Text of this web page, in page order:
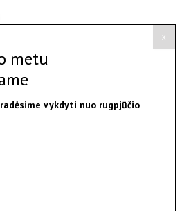
su blizgiomis poliruotomis
metu
vykdyti nuo rugpjūčio
X